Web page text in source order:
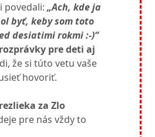
povedali:„Ach, kde ja
byť, keby som toto
desiatimi rokmi :-)“
pre deti aj
že si túto vetu vaše
hovoriť.
za Zlo
pre nás vždy to